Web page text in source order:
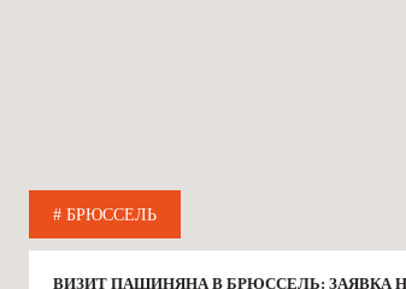
# БРЮССЕЛЬ
ВИЗИТ ПАШИНЯНА В БРЮССЕЛЬ: ЗАЯВКА